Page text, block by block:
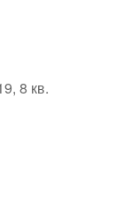
8 кв.